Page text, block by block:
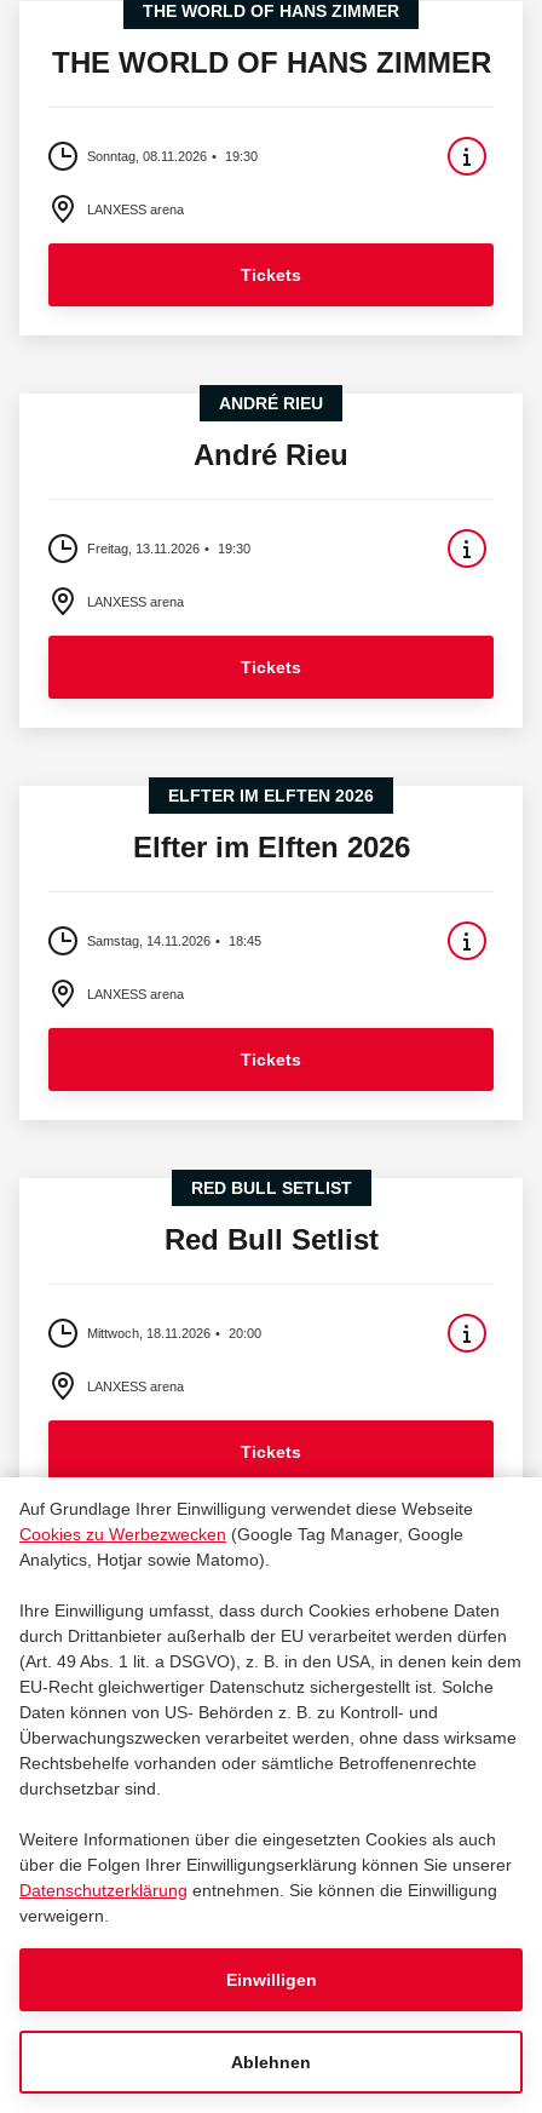
THE WORLD OF HANS ZIMMER
THE WORLD OF HANS ZIMMER
Sonntag, 08.11.2026 19:30
LANXESS arena
Tickets
ANDRÉ RIEU
André Rieu
Freitag, 13.11.2026 19:30
LANXESS arena
Tickets
ELFTER IM ELFTEN 2026
Elfter im Elften 2026
Samstag, 14.11.2026 18:45
LANXESS arena
Tickets
RED BULL SETLIST
Red Bull Setlist
Mittwoch, 18.11.2026 20:00
LANXESS arena
Tickets
Papa Roach
Tickets
MILANO
MILANO
Auf Grundlage Ihrer Einwilligung verwendet diese Webseite
Cookies zu Werbezwecken (Google Tag Manager, Google
Analytics, Hotjar sowie Matomo).
Ihre Einwilligung umfasst, dass durch Cookies erhobene Daten
durch Drittanbieter außerhalb der EU verarbeitet werden dürfen
(Art. 49 Abs. 1 lit. a DSGVO), z. B. in den USA, in denen kein dem
EU-Recht gleichwertiger Datenschutz sichergestellt ist. Solche
Daten können von US- Behörden z. B. zu Kontroll- und
Überwachungszwecken verarbeitet werden, ohne dass wirksame
Rechtsbehelfe vorhanden oder sämtliche Betroffenenrechte
durchsetzbar sind.
Weitere Informationen über die eingesetzten Cookies als auch
über die Folgen Ihrer Einwilligungserklärung können Sie unserer
Datenschutzerklärung entnehmen. Sie können die Einwilligung
verweigern.
Einwilligen
Ablehnen